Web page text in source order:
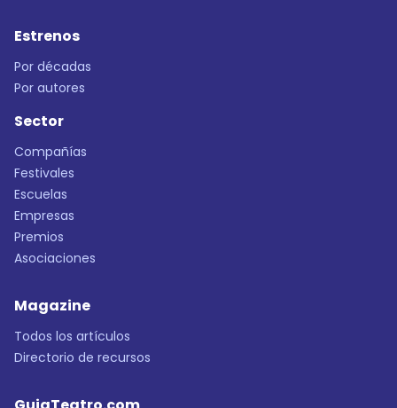
Estrenos
Por décadas
Por autores
Sector
Compañías
Festivales
Escuelas
Empresas
Premios
Asociaciones
Magazine
Todos los artículos
Directorio de recursos